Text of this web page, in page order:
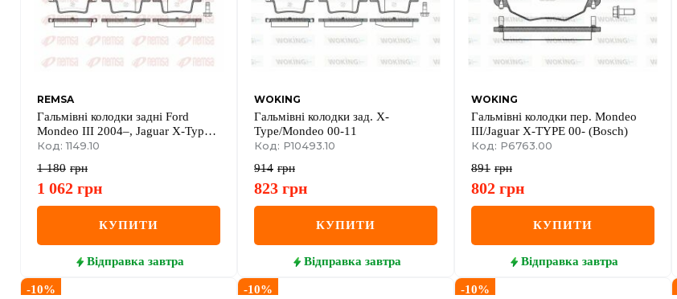
REMSA
Гальмівні колодки задні Ford
Mondeo III 2004–, Jaguar X-Type
2004–
Код: 1149.10
1 180 грн
1 062 грн
КУПИТИ
Відправка завтра
WOKING
Гальмівні колодки зад. X-
Type/Mondeo 00-11
Код: P10493.10
914 грн
823 грн
КУПИТИ
Відправка завтра
WOKING
Гальмівні колодки пер. Mondeo
III/Jaguar X-TYPE 00- (Bosch)
Код: P6763.00
891 грн
802 грн
КУПИТИ
Відправка завтра
-10% -10% -10%